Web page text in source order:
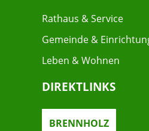
Rathaus & Service
Gemeinde &
Leben & Wohnen
DIREKTLINKS
BRENNHOLZ